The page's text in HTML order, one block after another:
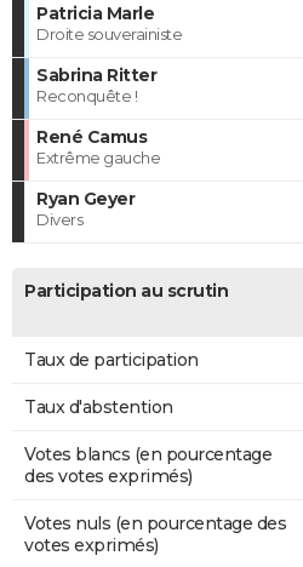
Patricia Marle
Droite souverainiste
Sabrina Ritter
Reconquête !
René Camus
Extrême gauche
Ryan Geyer
Divers
Participation au scrutin
Taux de participation
Taux d'abstention
Votes blancs (en pourcentage
des votes exprimés)
Votes nuls (en pourcentage des
votes exprimés)